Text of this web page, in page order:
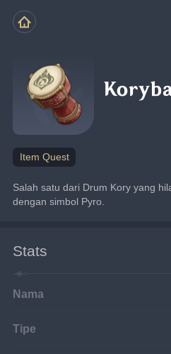
Item Quest
Salah satu dari Drum Kory yang
dengan simbol Pyro.
Stats
Nama
Tipe